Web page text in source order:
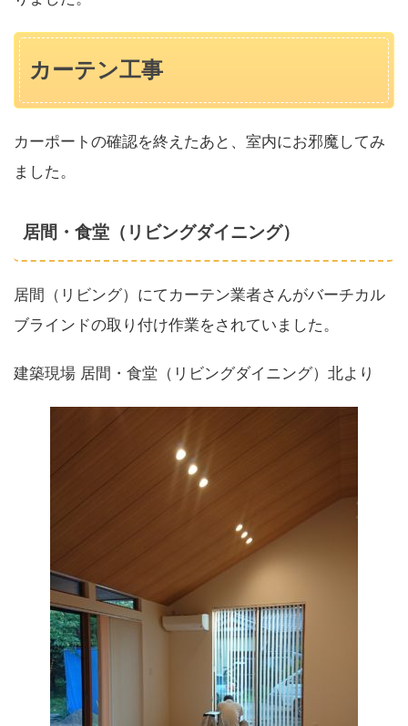
カーテン工事
カーポートの確認を終えたあと、室内にお邪魔してみ
ました。
居間・食堂（リビングダイニング）
居間（リビング）にてカーテン業者さんがバーチカル
ブラインドの取り付け作業をされていました。
建築現場 居間・食堂（リビングダイニング）北より